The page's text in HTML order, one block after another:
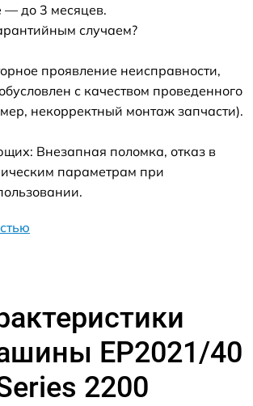
до 3 месяцев.
случаем?
проявление неисправности,
с качеством проведенного
некорректный монтаж запчасти).
Внезапная поломка, отказ в
параметрам при
EP2021/40
2200